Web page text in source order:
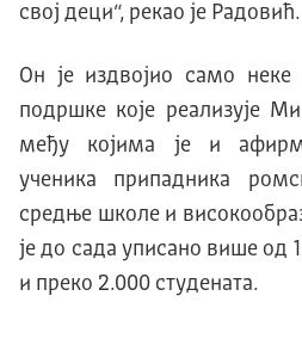
свој деци“, рекао је Радовић.
Он је издвојио само
подршке које реализује
међу којима је и
ученика припадника
средње школе и
је до сада уписано више од
и преко 2.000 студената.